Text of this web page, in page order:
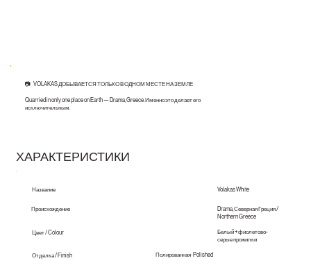
📷 VOLAKAS ДОБЫВАЕТСЯ ТОЛЬКО В ОДНОМ МЕСТЕ НА ЗЕМЛЕ
Quarried in only one place on Earth — Drama, Greece. Именно это делает его
исключительным.
ХАРАКТЕРИСТИКИ
Название
Происхождение
Цвет / Colour
Отделка / Finish
Volakas White
Drama, Северная Греция /
Northern Greece
Белый + фиолетово-
серые прожилки
Полированная · Polished